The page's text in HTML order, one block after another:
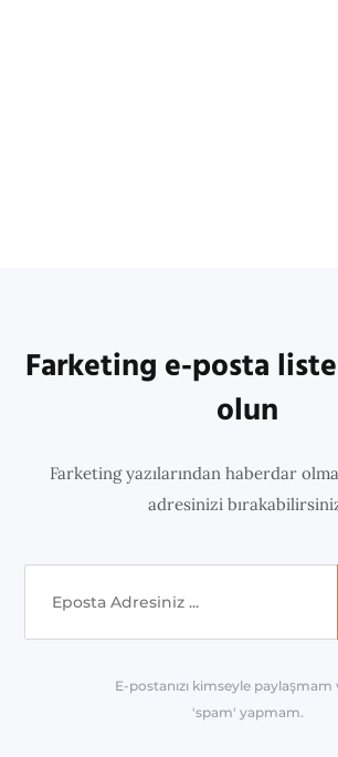
Farketing e-posta
olun
Farketing yazılarından haberdar
adresinizi
E-postanızı kimseyle paylaşmam
'spam' yapmam.